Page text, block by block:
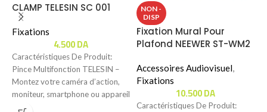
CLAMP TELESIN SC 001
Fixations
4.500DA
Caractéristiques De Produit:
Pince Multifonction TELESIN –
Montez votre caméra d’action,
moniteur, smartphone ou appareil
photo sur presque toutes les
NON -
DISP
Fixation Mural Pour
Plafond NEEWER ST-WM2
Accessoires Audiovisuel,
Fixations
10.500DA
Caractéristiques De Produit: